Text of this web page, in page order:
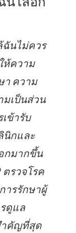
ฉันไม่ควร
ห้ความ
า ความ
มเป็นส่วน
ข้ารับ
นิกและ
กมากขึ้น
ตรวจโรค
ารรักษาผู้
ดูแล
ำคัญที่สุด